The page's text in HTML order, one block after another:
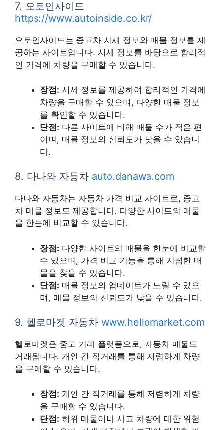
7. 오토인사이드
https://www.autoinside.co.kr/
오토인사이드는 중고차 시세 정보와 매물 정보를 제
공하는 사이트입니다. 시세 정보를 바탕으로 합리적
인 가격에 차량을 구매할 수 있습니다.
장점: 시세 정보를 제공하여 합리적인 가격에
차량을 구매할 수 있으며, 다양한 매물 정보
를 확인할 수 있습니다.
단점: 다른 사이트에 비해 매물 수가 적은 편
이며, 매물 정보의 신뢰도가 낮을 수 있습니
다.
8. 다나와 자동차 auto.danawa.com
다나와 자동차는 자동차 가격 비교 사이트로, 중고
차 매물 정보도 제공합니다. 다양한 사이트의 매물
을 한눈에 비교할 수 있습니다.
장점: 다양한 사이트의 매물을 한눈에 비교할
수 있으며, 가격 비교 기능을 통해 저렴한 매
물을 찾을 수 있습니다.
단점: 매물 정보의 업데이트가 느릴 수 있으
며, 매물 정보의 신뢰도가 낮을 수 있습니다.
9. 헬로마켓 자동차 www.hellomarket.com
헬로마켓은 중고 거래 플랫폼으로, 자동차 매물도
거래됩니다. 개인 간 직거래를 통해 저렴하게 차량
을 구매할 수 있습니다.
장점: 개인 간 직거래를 통해 저렴하게 차량
을 구매할 수 있습니다.
단점: 허위 매물이나 사고 차량에 대한 위험